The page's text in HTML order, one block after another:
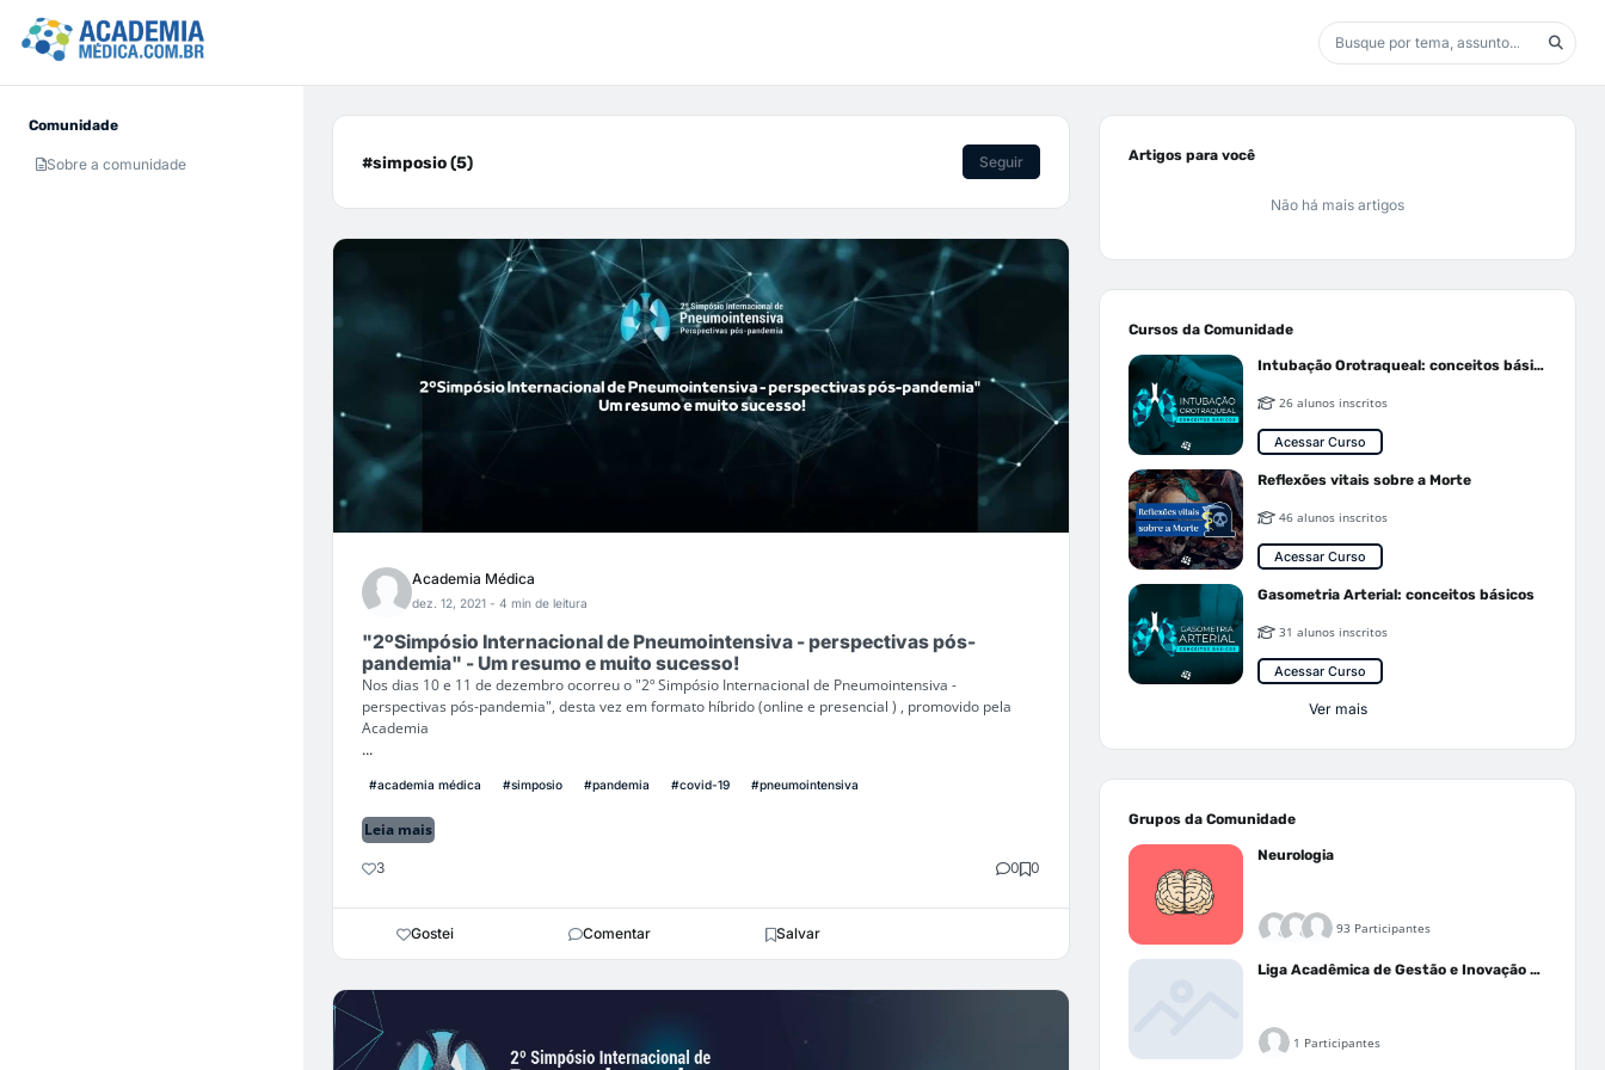
Comunidade
Sobre a comunidade #simposio (5) Seguir
Academia Médica
dez. 12, 2021 - 4 min de leitura
"2ºSimpósio Internacional de Pneumointensiva - perspectivas pós-
pandemia" - Um resumo e muito sucesso!
Nos dias 10 e 11 de dezembro ocorreu o "2º Simpósio Internacional de Pneumointensiva -
perspectivas pós-pandemia", desta vez em formato híbrido (online e presencial ) , promovido pela
Academia
...
#academia médica #simposio #pandemia #covid-19 #pneumointensiva
Leia mais
3 0 0
Gostei Comentar Salvar
Artigos para você
Não há mais artigos
Cursos da Comunidade
Intubação Orotraqueal: conceitos básicos
26 alunos inscritos
Acessar Curso
Reflexões vitais sobre a Morte
46 alunos inscritos
Acessar Curso
Gasometria Arterial: conceitos básicos
31 alunos inscritos
Acessar Curso
Ver mais
Grupos da Comunidade
Neurologia
93 Participantes
Liga Acadêmica de Gestão e Inovação Médica - LAGIM
1 Participantes